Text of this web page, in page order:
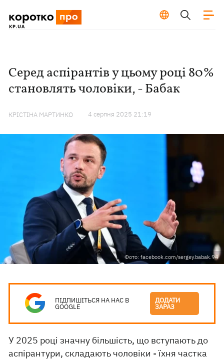
Серед аспірантів у цьому році 80%
становлять чоловіки, - Бабак
КРІСТІНА МАРТИНКО 4 серпня 2025 21:19
Фото: facebook.com/sergey.babak.94
ПІДПИШІТЬСЯ НА НАС В
GOOGLE
ДОДАТИ
ЗАРАЗ
У 2025 році значну більшість, що вступають до
аспірантури, складають чоловіки - їхня частка